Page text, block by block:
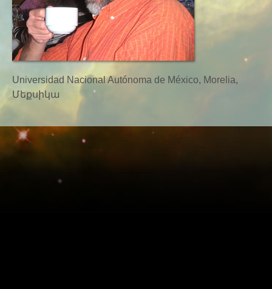
Universidad Nacional Autónoma de México, Morelia,
Մեքսիկա